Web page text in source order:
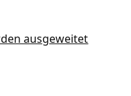
ausgeweitet